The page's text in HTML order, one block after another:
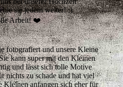
sie jedem weiter! :)
Arbeit! ❤️
fotografiert und unsere Kleine
kann super mit den Kleinen
und lässt sich tolle Motive
nichts zu schade und hat viel
Kleinen anfangen sich eher für